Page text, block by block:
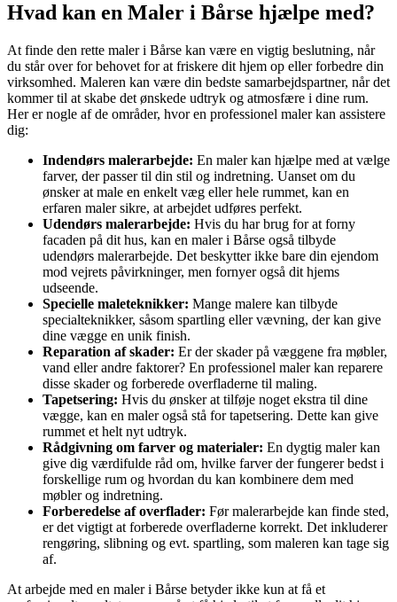
Hvad kan en Maler i Bårse hjælpe med?
At finde den rette maler i Bårse kan være en vigtig beslutning, når
du står over for behovet for at friskere dit hjem op eller forbedre din
virksomhed. Maleren kan være din bedste samarbejdspartner, når det
kommer til at skabe det ønskede udtryk og atmosfære i dine rum.
Her er nogle af de områder, hvor en professionel maler kan assistere
dig:
Indendørs malerarbejde: En maler kan hjælpe med at vælge
farver, der passer til din stil og indretning. Uanset om du
ønsker at male en enkelt væg eller hele rummet, kan en
erfaren maler sikre, at arbejdet udføres perfekt.
Udendørs malerarbejde: Hvis du har brug for at forny
facaden på dit hus, kan en maler i Bårse også tilbyde
udendørs malerarbejde. Det beskytter ikke bare din ejendom
mod vejrets påvirkninger, men fornyer også dit hjems
udseende.
Specielle maleteknikker: Mange malere kan tilbyde
specialteknikker, såsom spartling eller vævning, der kan give
dine vægge en unik finish.
Reparation af skader: Er der skader på væggene fra møbler,
vand eller andre faktorer? En professionel maler kan reparere
disse skader og forberede overfladerne til maling.
Tapetsering: Hvis du ønsker at tilføje noget ekstra til dine
vægge, kan en maler også stå for tapetsering. Dette kan give
rummet et helt nyt udtryk.
Rådgivning om farver og materialer: En dygtig maler kan
give dig værdifulde råd om, hvilke farver der fungerer bedst i
forskellige rum og hvordan du kan kombinere dem med
møbler og indretning.
Forberedelse af overflader: Før malerarbejde kan finde sted,
er det vigtigt at forberede overfladerne korrekt. Det inkluderer
rengøring, slibning og evt. spartling, som maleren kan tage sig
af.
At arbejde med en maler i Bårse betyder ikke kun at få et